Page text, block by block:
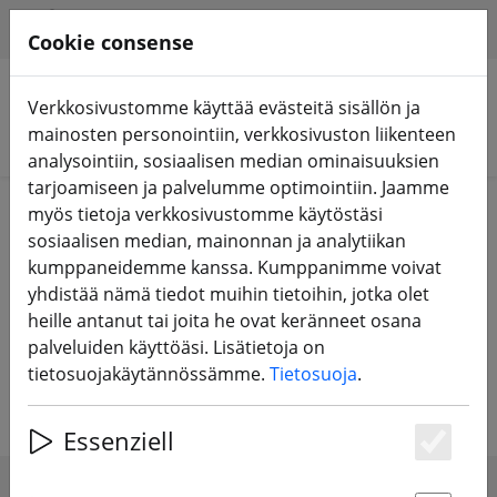
Hae tuotteita
Home Paristot LiPo-akku
LiPo-akut kilpa-ajorobotteihin,
quadrocoptereihin, kilpa-
ajokoptereihin, lentokoneisiin ja
RC-autoihin
Cookie consense
Verkkosivustomme käyttää evästeitä sisällön ja
mainosten personointiin, verkkosivuston liikenteen
analysointiin, sosiaalisen median ominaisuuksien
tarjoamiseen ja palvelumme optimointiin. Jaamme
myös tietoja verkkosivustomme käytöstäsi
sosiaalisen median, mainonnan ja analytiikan
kumppaneidemme kanssa. Kumppanimme voivat
yhdistää nämä tiedot muihin tietoihin, jotka olet
heille antanut tai joita he ovat keränneet osana
palveluiden käyttöäsi. Lisätietoja on
tietosuojakäytännössämme. Tietosuoja.
Essenziell